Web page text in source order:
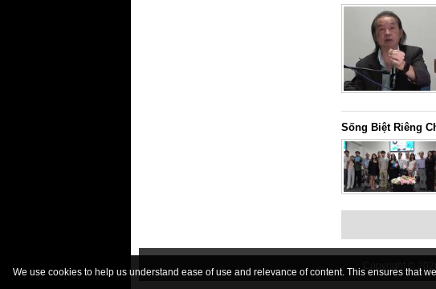
Sống Biệt Riêng
Copyright © 2026
We use cookies to help us understand ease of use and relevance of content. This ensures that